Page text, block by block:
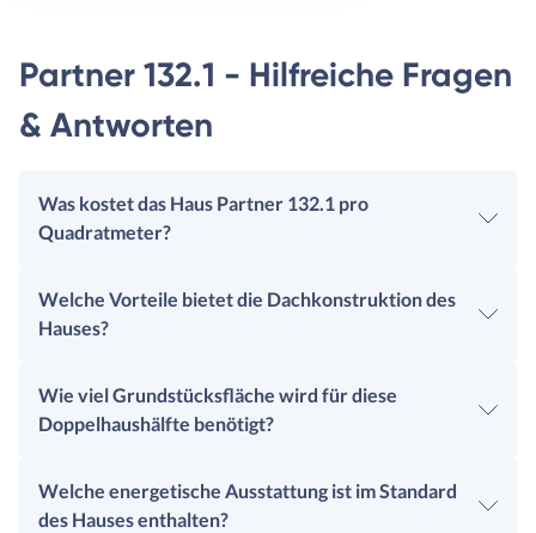
Partner 132.1 - Hilfreiche Fragen
& Antworten
Was kostet das Haus Partner 132.1 pro
Quadratmeter?
Welche Vorteile bietet die Dachkonstruktion des
Hauses?
Wie viel Grundstücksfläche wird für diese
Doppelhaushälfte benötigt?
Welche energetische Ausstattung ist im Standard
des Hauses enthalten?